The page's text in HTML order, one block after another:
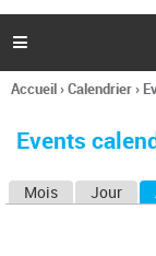
l
h
e

Vous
ici
Accueil›Calendrier›
Events
Mois Jour